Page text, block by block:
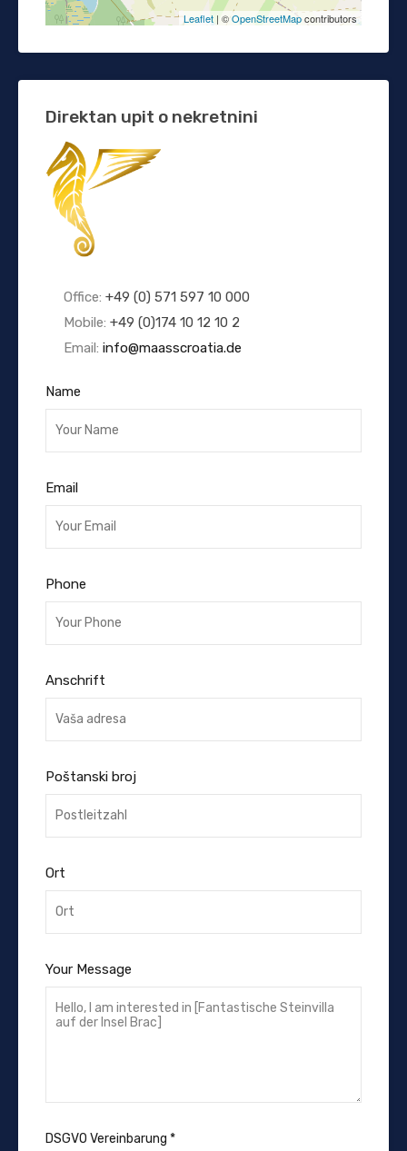
Leaflet | ©OpenStreetMapcontributors
Direktan upit o nekretnini
Office: +49 (0) 571 597 10 000
Mobile: +49 (0)174 10 12 10 2
Email: info@maasscroatia.de
Name
Email
Phone
Anschrift
Poštanski broj
Ort
Your Message
DSGVO Vereinbarung *